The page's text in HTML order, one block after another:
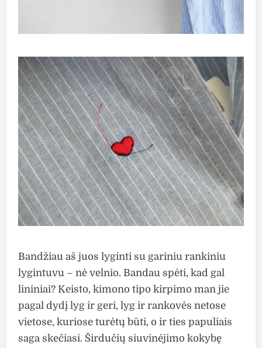
Bandžiau aš juos lyginti su gariniu rankiniu
lygintuvu – nė velnio. Bandau spėti, kad gal
lininiai? Keisto, kimono tipo kirpimo man jie
pagal dydį lyg ir geri, lyg ir rankovės netose
vietose, kuriose turėtų būti, o ir ties papuliais
saga skečiasi. Širdučių siuvinėjimo kokybę